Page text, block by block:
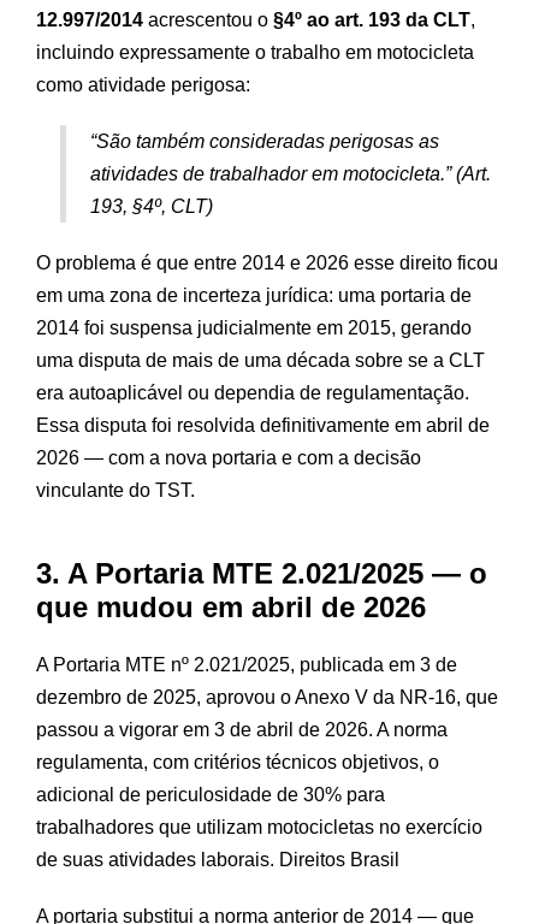
12.997/2014 acrescentou o §4º ao art. 193 da CLT,
incluindo expressamente o trabalho em motocicleta
como atividade perigosa:
“São também consideradas perigosas as
atividades de trabalhador em motocicleta.”(Art.
193, §4º, CLT)
O problema é que entre 2014 e 2026 esse direito ficou
em uma zona de incerteza jurídica: uma portaria de
2014 foi suspensa judicialmente em 2015, gerando
uma disputa de mais de uma década sobre se a CLT
era autoaplicável ou dependia de regulamentação.
Essa disputa foi resolvida definitivamente em abril de
2026 — com a nova portaria e com a decisão
vinculante do TST.
3. A Portaria MTE 2.021/2025 — o
que mudou em abril de 2026
A Portaria MTE nº 2.021/2025, publicada em 3 de
dezembro de 2025, aprovou o Anexo V da NR-16, que
passou a vigorar em 3 de abril de 2026. A norma
regulamenta, com critérios técnicos objetivos, o
adicional de periculosidade de 30% para
trabalhadores que utilizam motocicletas no exercício
de suas atividades laborais. Direitos Brasil
A portaria substitui a norma anterior de 2014 — que